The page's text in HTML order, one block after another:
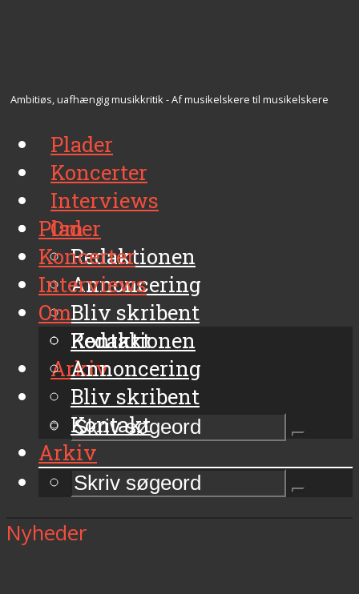
Ambitiøs, uafhængig musikkritik - Af musikelskere til musikelskere
Plader
Koncerter
Interviews
Om
Redaktionen
Annoncering
Bliv skribent
Kontakt
Arkiv
Plader
Koncerter
Interviews
Om
Redaktionen
Annoncering
Bliv skribent
Kontakt
Arkiv
Nyheder